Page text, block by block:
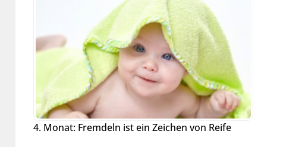
4. Monat: Fremdeln ist ein Zeichen von Reife